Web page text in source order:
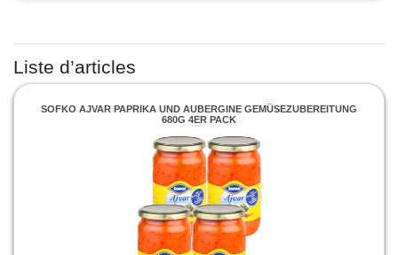
Liste d’articles
SOFKO AJVAR PAPRIKA UND AUBERGINE GEMÜSEZUBEREITUNG
680G 4ER PACK